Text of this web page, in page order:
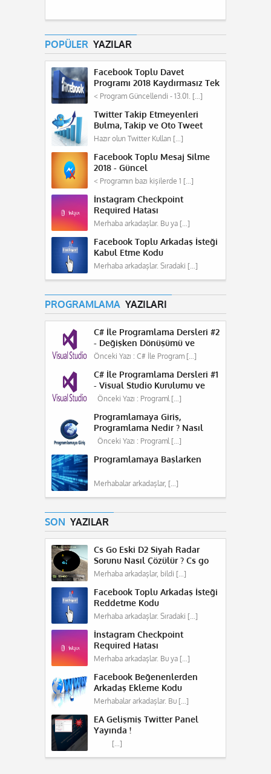
POPÜLER YAZILAR
Facebook Toplu Davet
Programı 2018 Kaydırmasız Tek
Tuş
< Program Güncellendi - 13.01. […]
Twitter Takip Etmeyenleri
Bulma, Takip ve Oto Tweet
Programı 2018
Hazır olun Twitter Kullan […]
Facebook Toplu Mesaj Silme
2018 - Güncel
< Programın bazı kişilerde 1 […]
İnstagram Checkpoint
Required Hatası
Merhaba arkadaşlar. Bu ya […]
Facebook Toplu Arkadaş İsteği
Kabul Etme Kodu
Merhaba arkadaşlar. Sıradaki […]
PROGRAMLAMA YAZILARI
C# İle Programlama Dersleri #2
- Değişken Dönüşümü ve
Hesaplama
Önceki Yazı : C# İle Program […]
C# İle Programlama Dersleri #1
- Visual Studio Kurulumu ve
C#'a Giriş
Önceki Yazı : Programl […]
Programlamaya Giriş,
Programlama Nedir ? Nasıl
Yapılır ?
Önceki Yazı : Programl […]
Programlamaya Başlarken
Merhabalar arkadaşlar, […]
SON YAZILAR
Cs Go Eski D2 Siyah Radar
Sorunu Nasıl Çözülür ? Cs go
Missing Radar
Merhaba arkadaşlar, bildi […]
Facebook Toplu Arkadaş İsteği
Reddetme Kodu
Merhaba arkadaşlar. Sıradaki […]
İnstagram Checkpoint
Required Hatası
Merhaba arkadaşlar. Bu ya […]
Facebook Beğenenlerden
Arkadaş Ekleme Kodu
Merhabalar arkadaşlar. Bu […]
EA Gelişmiş Twitter Panel
Yayında !
[…]